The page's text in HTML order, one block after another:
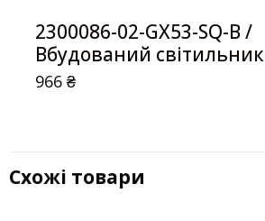
2300086-02-GX53-SQ-B /
Вбудований світильник
966₴
Схожі товари